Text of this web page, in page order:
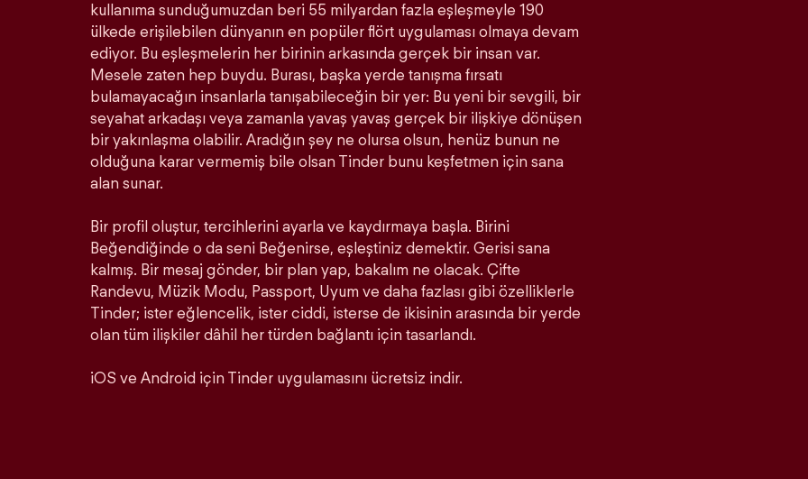
kullanıma sunduğumuzdan beri 55 milyardan fazla eşleşmeyle 190
ülkede erişilebilen dünyanın en popüler flört uygulaması olmaya devam
ediyor. Bu eşleşmelerin her birinin arkasında gerçek bir insan var.
Mesele zaten hep buydu. Burası, başka yerde tanışma fırsatı
bulamayacağın insanlarla tanışabileceğin bir yer: Bu yeni bir sevgili, bir
seyahat arkadaşı veya zamanla yavaş yavaş gerçek bir ilişkiye dönüşen
bir yakınlaşma olabilir. Aradığın şey ne olursa olsun, henüz bunun ne
olduğuna karar vermemiş bile olsan Tinder bunu keşfetmen için sana
alan sunar.
Bir profil oluştur, tercihlerini ayarla ve kaydırmaya başla. Birini
Beğendiğinde o da seni Beğenirse, eşleştiniz demektir. Gerisi sana
kalmış. Bir mesaj gönder, bir plan yap, bakalım ne olacak. Çifte
Randevu, Müzik Modu, Passport, Uyum ve daha fazlası gibi özelliklerle
Tinder; ister eğlencelik, ister ciddi, isterse de ikisinin arasında bir yerde
olan tüm ilişkiler dâhil her türden bağlantı için tasarlandı.
iOS ve Android için Tinder uygulamasını ücretsiz indir.